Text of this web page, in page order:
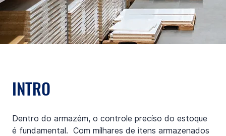
INTRO
Dentro do armazém, o controle preciso do estoque
é fundamental.  Com milhares de itens armazenados